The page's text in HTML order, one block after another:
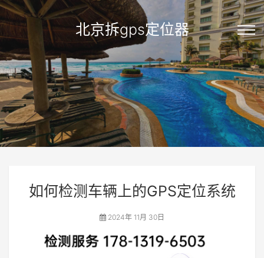
北京拆gps定位器
如何检测车辆上的GPS定位系统
2024年 11月 30日